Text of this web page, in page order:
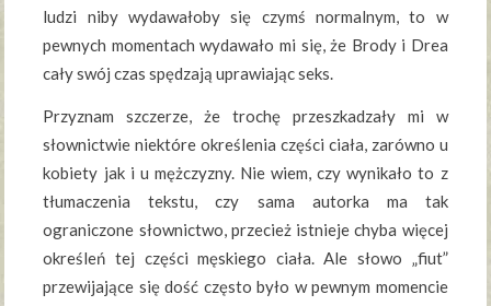
ludzi niby wydawałoby się czymś normalnym, to w
pewnych momentach wydawało mi się, że Brody i Drea
cały swój czas spędzają uprawiając seks.
Przyznam szczerze, że trochę przeszkadzały mi w
słownictwie niektóre określenia części ciała, zarówno u
kobiety jak i u mężczyzny. Nie wiem, czy wynikało to z
tłumaczenia tekstu, czy sama autorka ma tak
ograniczone słownictwo, przecież istnieje chyba więcej
określeń tej części męskiego ciała. Ale słowo „fiut”
przewijające się dość często było w pewnym momencie